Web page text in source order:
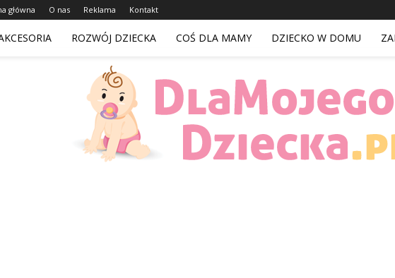
główna O nas Reklama Kontakt
ROZWÓJ DZIECKA COŚ DLA MAMY DZIECKO W DOMU